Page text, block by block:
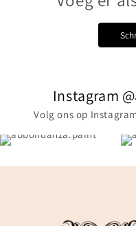
Instagram
Volg ons op